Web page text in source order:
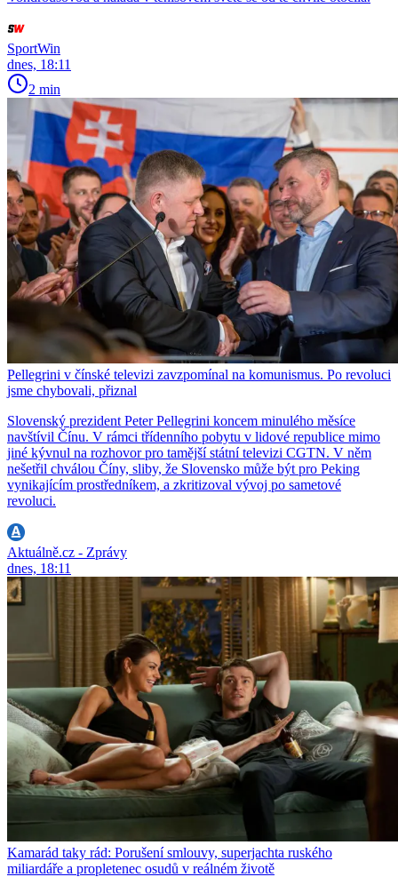
SportWin
dnes, 18:11
2 min
Pellegrini v čínské televizi zavzpomínal na komunismus. Po revoluci
jsme chybovali, přiznal
Slovenský prezident Peter Pellegrini koncem minulého měsíce
navštívil Čínu. V rámci třídenního pobytu v lidové republice mimo
jiné kývnul na rozhovor pro tamější státní televizi CGTN. V něm
nešetřil chválou Číny, sliby, že Slovensko může být pro Peking
vynikajícím prostředníkem, a zkritizoval vývoj po sametové
revoluci.
Aktuálně.cz - Zprávy
dnes, 18:11
Kamarád taky rád: Porušení smlouvy, superjachta ruského
miliardáře a propletenec osudů v reálném životě